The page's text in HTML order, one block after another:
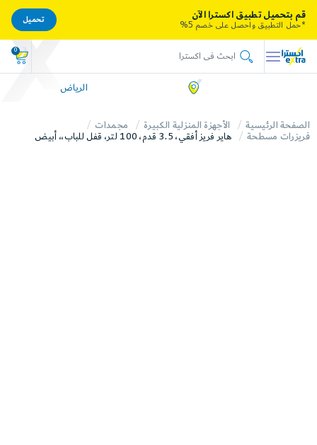
0
الرياض
الصفحة الرئيسية الأجهزة المنزلية الكبيرة
مجمدات
فريزرات مسطحة
هاير فريز أفقي، 3.5 قدم، 100 لتر، قفل للباب،، أبيض
قم بتحميل تطبيق اكسترا الآن
*حمل التطبيق واحصل على خصم 5%
تحميل